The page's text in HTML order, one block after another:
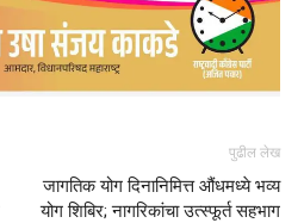
पुढील लेख
जागतिक योग दिनानिमित्त औंधमध्ये भव्य
योग शिबिर; नागरिकांचा उत्स्फूर्त सहभाग